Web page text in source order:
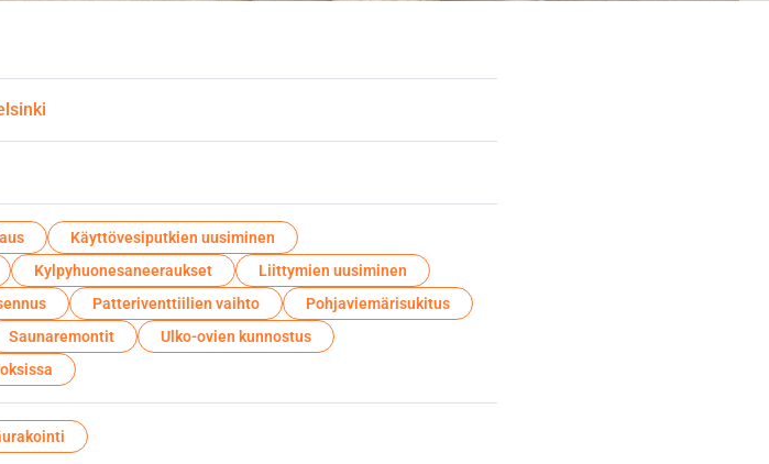
Käyttövesiputkien uusiminen
Kylpyhuonesaneeraukset
Liittymien uusiminen
Patteriventtiilien vaihto
Pohjaviemärisukitus
Saunaremontit
Ulko-ovien kunnostus